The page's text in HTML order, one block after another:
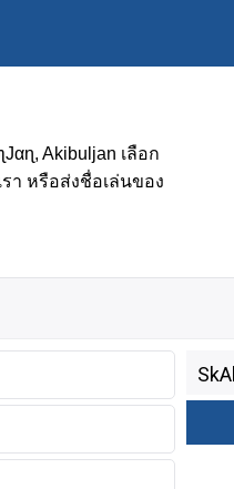
Akibuljan เลือก
า หรือส่งชื่อเล่นของ